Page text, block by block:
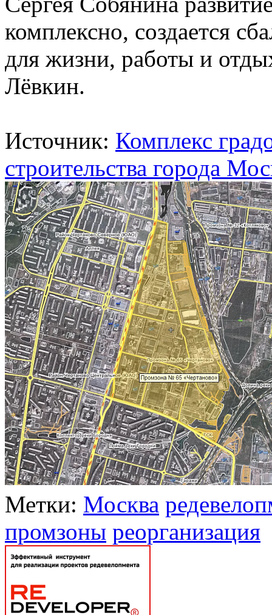
комплексно, создается
для жизни, работы и
Лёвкин.
Источник: Комплекс
строительства города
Метки: Москва
промзоны реорганизация